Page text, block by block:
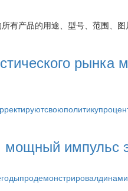
有产品的用途、型号、范围、
рынка
мощный импульс